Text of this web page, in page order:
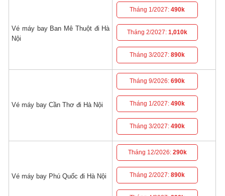
Vé máy bay Ban Mê Thuột đi Hà
Nội
Tháng 1/2027:490k
Tháng 2/2027:1,010k
Tháng 3/2027:890k
Vé máy bay Cần Thơ đi Hà Nội
Tháng 9/2026:690k
Tháng 1/2027:490k
Tháng 3/2027:490k
Vé máy bay Phú Quốc đi Hà Nội
Tháng 12/2026: 290k
Tháng 2/2027:890k